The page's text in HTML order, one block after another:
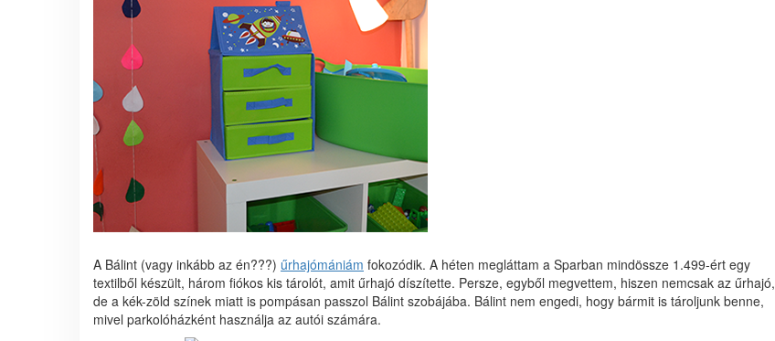
A Bálint (vagy inkább az én???) űrhajómániám fokozódik. A héten megláttam a Sparban mindössze 1.499-ért egy
textilből készült, három fiókos kis tárolót, amit űrhajó díszítette. Persze, egyből megvettem, hiszen nemcsak az űrhajó,
de a kék-zöld színek miatt is pompásan passzol Bálint szobájába. Bálint nem engedi, hogy bármit is tároljunk benne,
mivel parkolóházként használja az autói számára.